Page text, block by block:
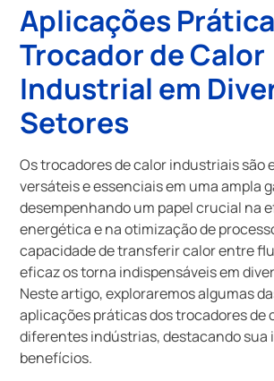
Aplicações
Trocador de Calor
Industrial em
Setores
Os trocadores de calor industriais são
versáteis e essenciais em uma ampla
desempenhando um papel crucial na
energética e na otimização de
capacidade de transferir calor entre
eficaz os torna indispensáveis em
Neste artigo, exploraremos algumas
aplicações práticas dos trocadores de
diferentes indústrias, destacando sua
benefícios.